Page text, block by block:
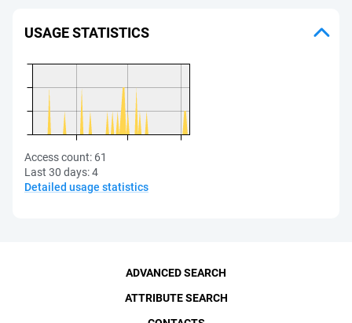
USAGE STATISTICS
Access count: 61
Last 30 days:4
Detailed usage statistics
ADVANCED SEARCH
ATTRIBUTE SEARCH